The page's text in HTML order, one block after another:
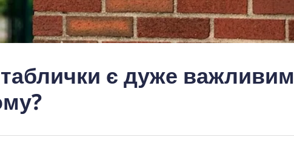
є дуже важливим